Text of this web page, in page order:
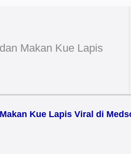
Makan Kue Lapis
Kue Lapis Viral di